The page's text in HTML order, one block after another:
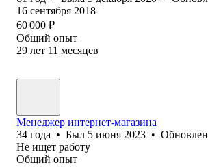
16 сентября 2018
60 000 ₽
Общий опыт
29 лет 11 месяцев
Менеджер интернет-магазина
34 года • Был 5 июня 2023 •
Не ищет работу
Общий опыт